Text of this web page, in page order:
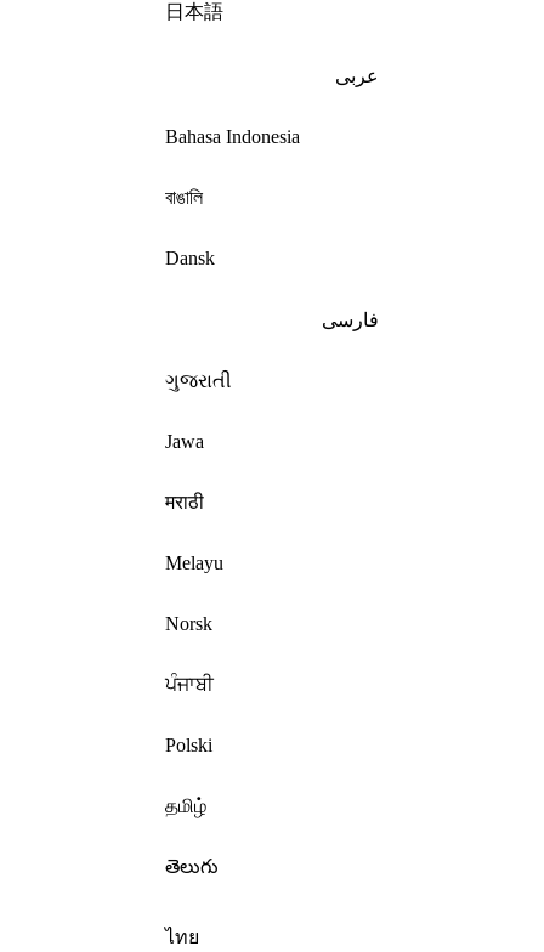
日本語
عربى
Bahasa Indonesia
বাঙালি
Dansk
فارسی
ગુજરાતી
Jawa
मराठी
Melayu
Norsk
ਪੰਜਾਬੀ
Polski
தமிழ்
తెలుగు
ไทย